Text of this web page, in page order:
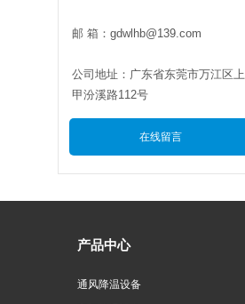
邮 箱：gdwlhb@139.com
公司地址：广东省东莞市万江区上
甲汾溪路112号
在线留言
产品中心
通风降温设备